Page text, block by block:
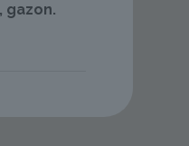
gazon.